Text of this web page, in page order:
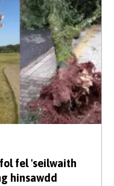
fel 'seilwaith
hinsawdd